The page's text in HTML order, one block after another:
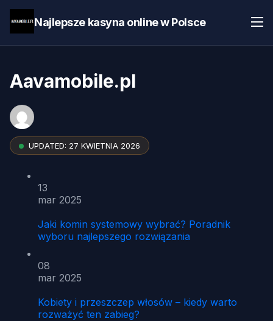
Najlepsze kasyna online w Polsce
Aavamobile.pl
UPDATED: 27 KWIETNIA 2026
13
mar 2025
Jaki komin systemowy wybrać? Poradnik
wyboru najlepszego rozwiązania
08
mar 2025
Kobiety i przeszczep włosów – kiedy warto
rozważyć ten zabieg?